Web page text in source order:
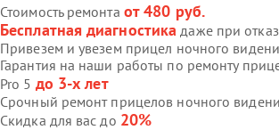
Стоимость ремонта от 480 руб.
Бесплатная диагностика даже при
Привезем и увезем прицел ночного
Гарантия на наши работы по ремонту
Pro 5 до 3-х лет
Срочный ремонт прицелов ночного
Скидка для вас до 20%